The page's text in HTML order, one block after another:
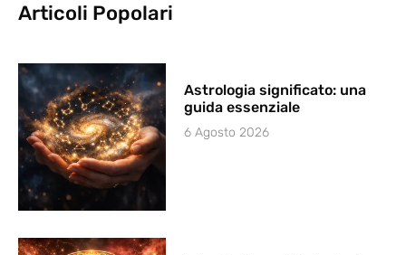
Articoli Popolari
Astrologia significato: una
guida essenziale
6 Agosto 2026